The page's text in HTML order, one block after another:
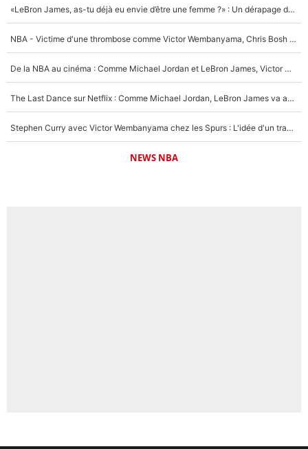
«LeBron James, as-tu déjà eu envie d’être une femme ?» : Un dérapage de Donald Trump sur la superstar de la NBA refait surface
NBA - Victime d'une thrombose comme Victor Wembanyama, Chris Bosh prévient le Français des risques sur sa santé : «J’ai failli mourir sur le coup et j’ai été ramené à la vie»
De la NBA au cinéma : Comme Michael Jordan et LeBron James, Victor Wembanyama rêve d'une carrière d'acteur !
The Last Dance sur Netflix : Comme Michael Jordan, LeBron James va avoir le droit à sa série !
Stephen Curry avec Victor Wembanyama chez les Spurs : L'idée d'un trade historique est lancée en NBA !
NEWS NBA